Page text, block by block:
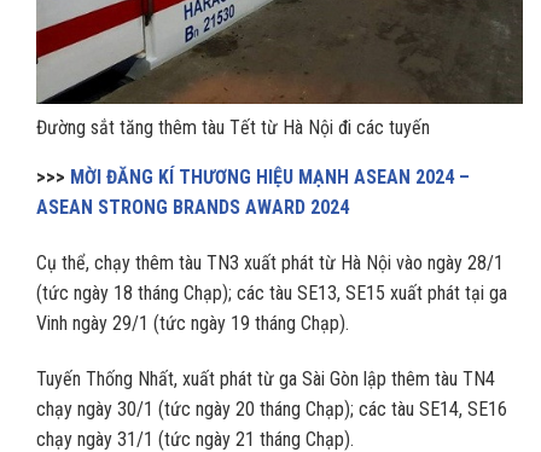
Đường sắt tăng thêm tàu Tết từ Hà Nội đi các tuyến
>>> MỜI ĐĂNG KÍ THƯƠNG HIỆU MẠNH ASEAN 2024 –
ASEAN STRONG BRANDS AWARD 2024
Cụ thể, chạy thêm tàu TN3 xuất phát từ Hà Nội vào ngày 28/1
(tức ngày 18 tháng Chạp); các tàu SE13, SE15 xuất phát tại ga
Vinh ngày 29/1 (tức ngày 19 tháng Chạp).
Tuyến Thống Nhất, xuất phát từ ga Sài Gòn lập thêm tàu TN4
chạy ngày 30/1 (tức ngày 20 tháng Chạp); các tàu SE14, SE16
chạy ngày 31/1 (tức ngày 21 tháng Chạp).